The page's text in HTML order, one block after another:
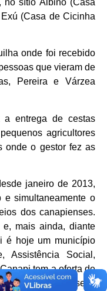
(Casa de Cicinha
onde foi recebido
que vieram de
Pereira e Várzea
a entrega de cestas
agricultores
onde o gestor fez as
janeiro de 2013,
e simultaneamente o
dos canapienses.
mais ainda, diante
é hoje um município
Assistência Social,
tem a oferta de
de vida dos seus